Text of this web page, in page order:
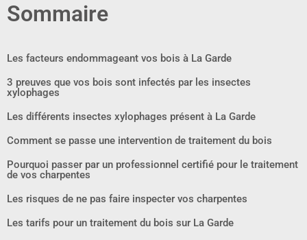
Sommaire
Les facteurs endommageant vos bois à La Garde
3 preuves que vos bois sont infectés par les insectes
xylophages
Les différents insectes xylophages présent à La Garde
Comment se passe une intervention de traitement du bois
Pourquoi passer par un professionnel certifié pour le traitement
de vos charpentes
Les risques de ne pas faire inspecter vos charpentes
Les tarifs pour un traitement du bois sur La Garde